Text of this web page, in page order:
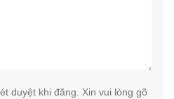
duyệt khi đăng. Xin vui lòng gõ